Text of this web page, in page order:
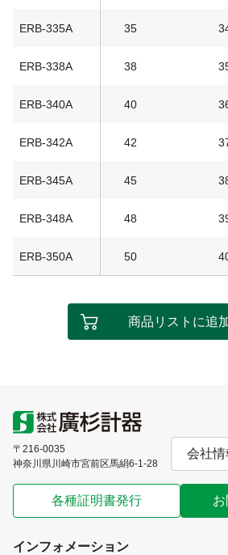
ERB-335A 35
ERB-338A 38
ERB-340A 40
ERB-342A 42
ERB-345A 45
ERB-348A 48
ERB-350A 50
商品リストに追
〒216-0035
神奈川県川崎市宮前区馬絹6-1-28
会社情
各種証明書発行
インフォメーション